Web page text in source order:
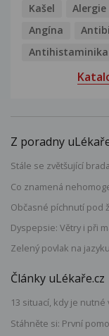
Kašel Alergie
Angína
Antihistaminika
Z poradny
Stále se zvětšující
Co znamená
Občasné píchnutí pod
Dyspepsie: Větry i při
Zelený povlak na
Články uLékaře.cz
13 situací, kdy je
Stáhněte si: První